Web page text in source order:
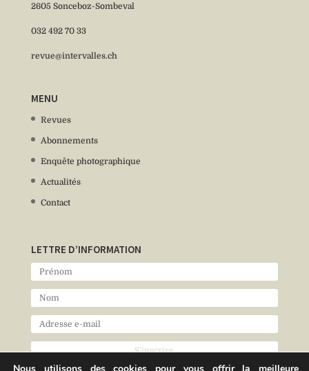
2605 Sonceboz-Sombeval
032 492 70 33
revue@intervalles.ch
MENU
Revues
Abonnements
Enquête photographique
Actualités
Contact
LETTRE D’INFORMATION